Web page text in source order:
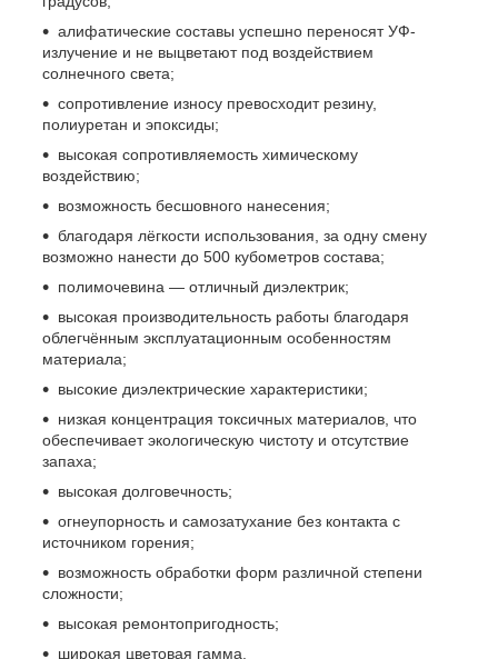
алифатические составы успешно переносят УФ-
излучение и не выцветают под воздействием
солнечного света;
сопротивление износу превосходит резину,
полиуретан и эпоксиды;
высокая сопротивляемость химическому
воздействию;
возможность бесшовного нанесения;
благодаря лёгкости использования, за одну смену
возможно нанести до 500 кубометров состава;
полимочевина — отличный диэлектрик;
высокая производительность работы благодаря
облегчённым эксплуатационным особенностям
материала;
высокие диэлектрические характеристики;
низкая концентрация токсичных материалов, что
обеспечивает экологическую чистоту и отсутствие
запаха;
высокая долговечность;
огнеупорность и самозатухание без контакта с
источником горения;
возможность обработки форм различной степени
сложности;
высокая ремонтопригодность;
широкая цветовая гамма.